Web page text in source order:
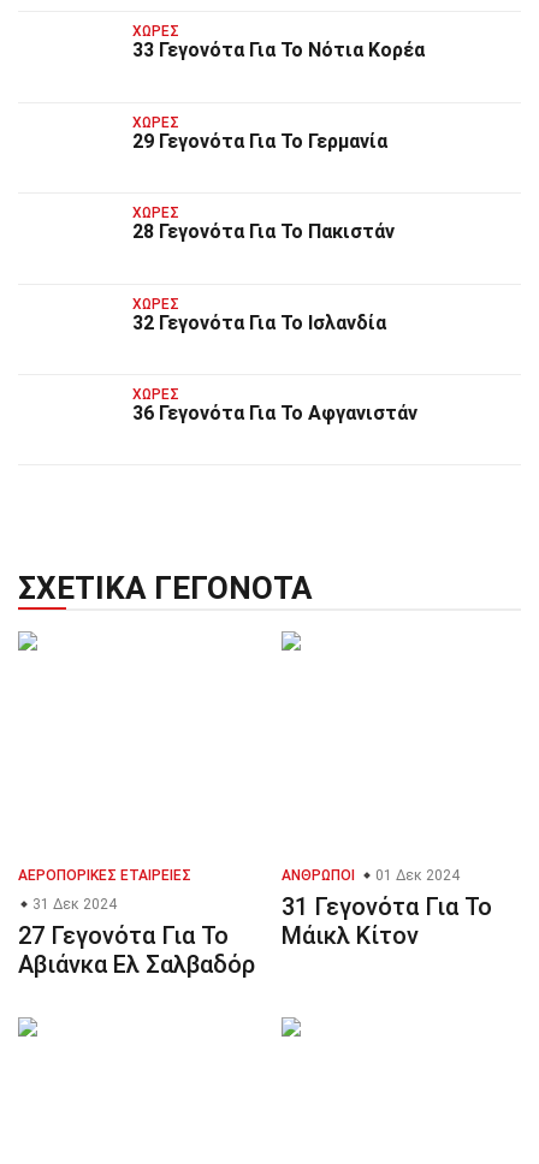
ΧΏΡΕΣ
33 Γεγονότα Για Το Νότια Κορέα
ΧΏΡΕΣ
29 Γεγονότα Για Το Γερμανία
ΧΏΡΕΣ
28 Γεγονότα Για Το Πακιστάν
ΧΏΡΕΣ
32 Γεγονότα Για Το Ισλανδία
ΧΏΡΕΣ
36 Γεγονότα Για Το Αφγανιστάν
ΣΧΕΤΙΚΆ ΓΕΓΟΝΌΤΑ
ΑΕΡΟΠΟΡΙΚΈΣ ΕΤΑΙΡΕΊΕΣ
31 Δεκ 2024
27 Γεγονότα Για Το
Αβιάνκα Ελ Σαλβαδόρ
ΆΝΘΡΩΠΟΙ 01 Δεκ 2024
31 Γεγονότα Για Το
Μάικλ Κίτον